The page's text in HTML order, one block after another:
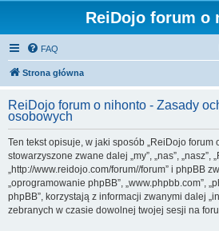
ReiDojo forum o
FAQ
Strona główna
ReiDojo forum o nihonto - Zasady
osobowych
Ten tekst opisuje, w jaki sposób „ReiDojo forum
stowarzyszone zwane dalej „my”, „nas”, „nasz”,
„http://www.reidojo.com/forum//forum” i phpBB
„oprogramowanie phpBB”, „www.phpbb.com”,
phpBB”, korzystają z informacji zwanymi dalej
zebranych w czasie dowolnej twojej sesji na